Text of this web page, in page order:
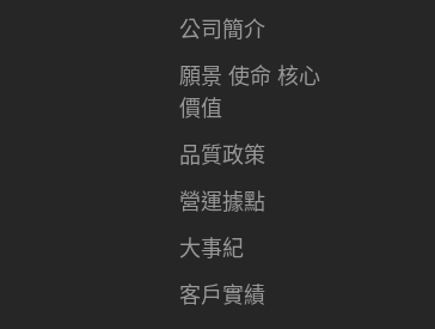
公司簡介
願景 使命 核心
價值
品質政策
營運據點
大事紀
客戶實績